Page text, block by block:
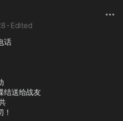
· Edited
话
结送给战友